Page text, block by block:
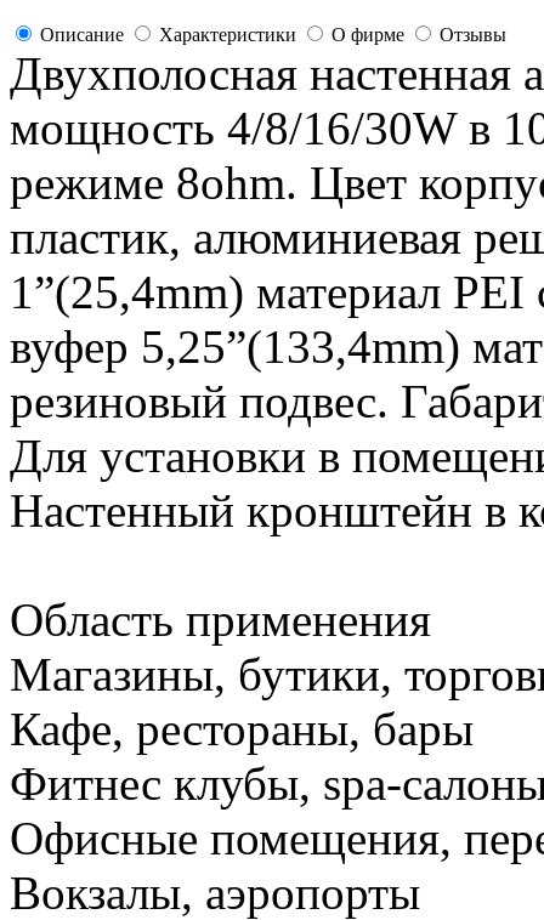
Описание Характеристики О фирме Отзывы
Двухполосная настенная
мощность 4/8/16/30W в
режиме 8ohm. Цвет
пластик, алюминиевая
1”(25,4mm) материал
вуфер 5,25”(133,4mm)
резиновый подвес.
Для установки в
Настенный кронштейн в
Область применения
Магазины, бутики,
Кафе, рестораны, бары
Фитнес клубы, spa-
Офисные помещения,
Вокзалы, аэропорты